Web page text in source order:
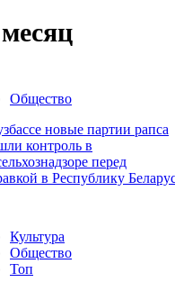
Общество
новые партии рапса
контроль в
перед
в Республику
Культура
Общество
Топ